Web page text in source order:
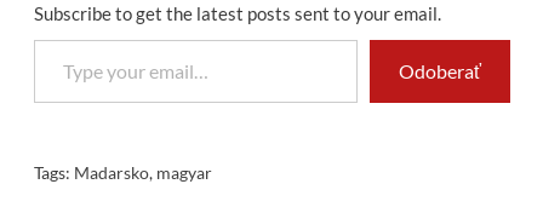
Subscribe to get the latest posts sent to your email.
Type your email…
Odoberať
Tags: Madarsko, magyar